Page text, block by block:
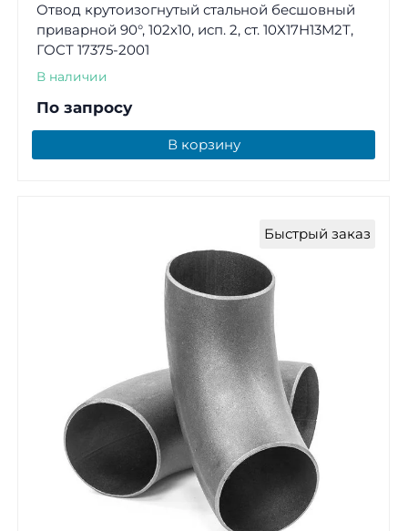
Отвод крутоизогнутый стальной бесшовный
приварной 90°, 102х10, исп. 2, ст. 10Х17Н13М2Т,
ГОСТ 17375-2001
В наличии
По запросу
В корзину
Быстрый заказ